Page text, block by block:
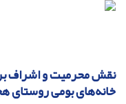
نقش محرمیت و اشراف
خانه‌های بومی روستای